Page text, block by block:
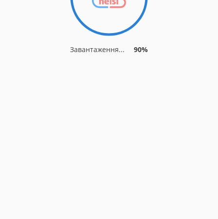
Завантаження... 90%